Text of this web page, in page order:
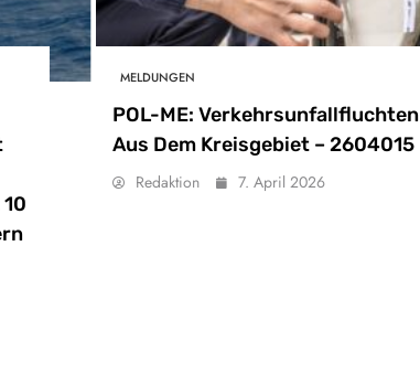
MELDUNGEN
POL-ME: Verkehrsunfallfluchten
Aus Dem Kreisgebiet – 2604015
Redaktion 7. April 2026